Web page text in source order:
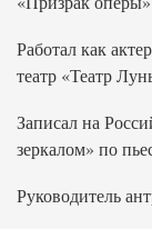
Работал как
театр «Театр
Записал на
зеркалом» по
Руководитель